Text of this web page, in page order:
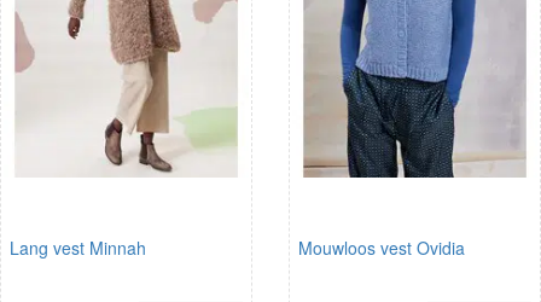
Lang vest Minnah Mouwloos vest Ovidia